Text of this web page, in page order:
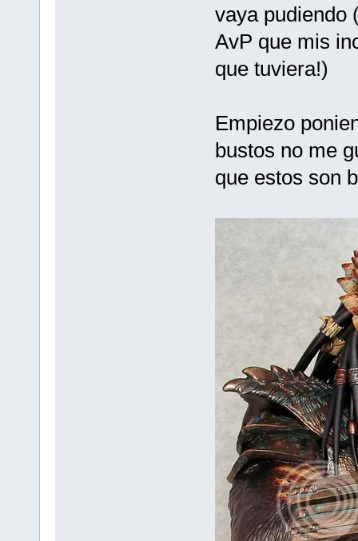
vaya pudiendo
AvP que mis
que tuviera!)
Empiezo
bustos no me
que estos son